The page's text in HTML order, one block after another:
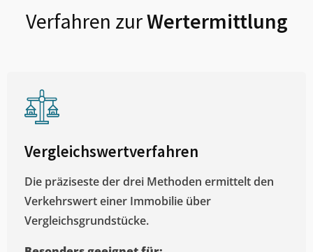
Verfahren zurWertermittlung
Vergleichswertverfahren
Die präziseste der drei Methoden ermittelt den
Verkehrswert einer Immobilie über
Vergleichsgrundstücke.